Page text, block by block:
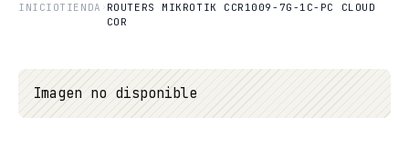
INICIOTIENDA
ROUTERS MIKROTIK CCR1009-7G-1C-PC CLOUD
COR
Imagen no disponible